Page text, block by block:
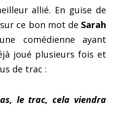
allié. En guise de
ce bon mot de Sarah
comédienne ayant
joué plusieurs fois et
de trac :
le trac, cela viendra